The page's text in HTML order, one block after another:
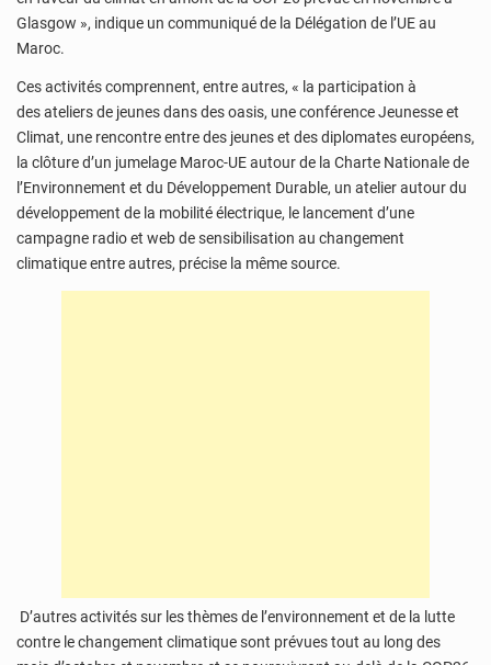
Glasgow », indique un communiqué de la Délégation de l’UE au
Maroc.
Ces activités comprennent, entre autres, « la participation à
des ateliers de jeunes dans des oasis, une conférence Jeunesse et
Climat, une rencontre entre des jeunes et des diplomates européens,
la clôture d’un jumelage Maroc-UE autour de la Charte Nationale de
l’Environnement et du Développement Durable, un atelier autour du
développement de la mobilité électrique, le lancement d’une
campagne radio et web de sensibilisation au changement
climatique entre autres, précise la même source.
D’autres activités sur les thèmes de l’environnement et de la lutte
contre le changement climatique sont prévues tout au long des